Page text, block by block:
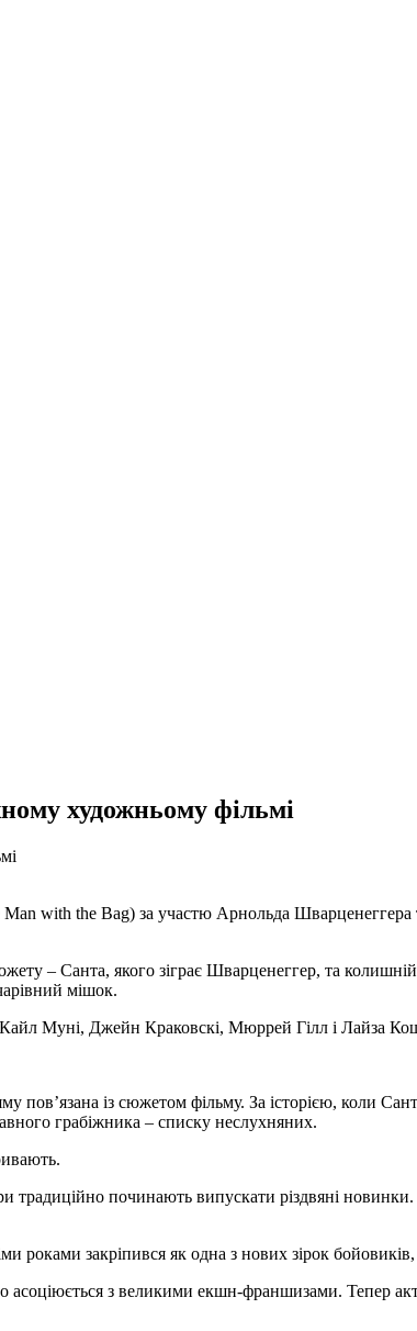
художньому фільмі
with the Bag) за участю Арнольда
– Санта, якого зіграє Шварценеггер, та колишній
мішок.
Муні, Джейн Краковскі, Мюррей Гілл і Лайза
пов’язана із сюжетом фільму. За історією, коли
грабіжника – списку неслухняних.
традиційно починають випускати різдвяні
закріпився як одна з нових зірок бойовиків,
з великими екшн-франшизами. Тепер